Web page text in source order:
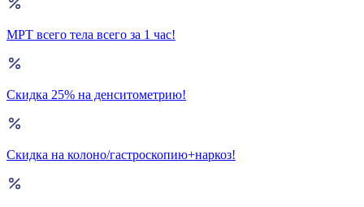
МРТ всего тела всего за 1 час!
Скидка 25% на денситометрию!
Скидка на колоно/гастроскопию+наркоз!